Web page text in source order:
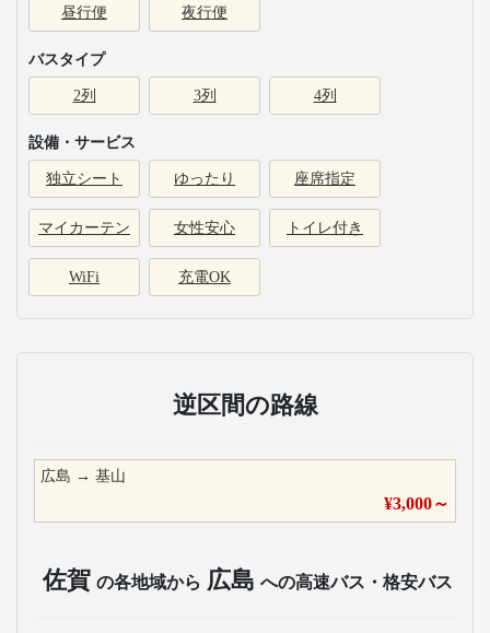
昼行便 夜行便
バスタイプ
2列 3列 4列
設備・サービス
独立シート ゆったり 座席指定
マイカーテン 女性安心 トイレ付き
WiFi 充電OK
逆区間の路線
広島 → 基山
¥3,000～
佐賀 の各地域から 広島 への高速バス・格安バス